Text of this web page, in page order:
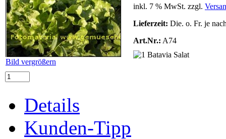
Bild vergrößern
inkl. 7 % MwSt. zzgl.
Lieferzeit: Die. o. Fr. je
Art.Nr.: A74
Details
Kunden-Tipp